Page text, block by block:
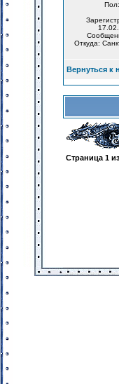
Пол:
Откуда:
Вернуться к
Страница 1 из